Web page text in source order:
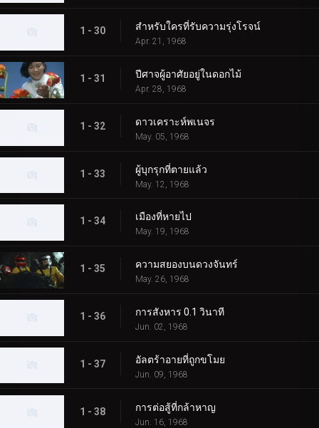
1 - 30 สำหรับใครที่รับความรุ่งโรจน์
Apr. 21, 1968
1 - 31 ปีศาจผู้อาศัยอยู่ในดอกไม้
Apr. 28, 1968
1 - 32 ดาวเคราะห์พเนจร
May. 05, 1968
1 - 33 ผู้บุกรุกที่ตายแล้ว
May. 12, 1968
1 - 34 เมืองที่หายไป
May. 19, 1968
1 - 35 ความสยองบนดวงจันทร์
May. 26, 1968
1 - 36 การสังหาร 0.1 วินาที
Jun. 02, 1968
1 - 37 อัลตร้าอายที่ถูกขโมย
Jun. 09, 1968
1 - 38 การต่อสู้ที่กล้าหาญ
Jun. 16, 1968